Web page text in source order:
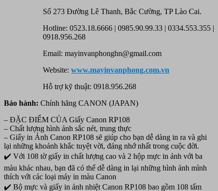
Số 273 Đường Lê Thanh, Bắc Cường, TP Lào Cai.
Hotline: 0523.18.6666 | 0985.90.99.33 | 0334.553.355 |
0918.956.268
Email: mayinvanphonghn@gmail.com
Website: www.mayinvanphong.com.vn
Hỗ trợ kỹ thuật: 0918.956.268
Bảo hành: Chính hãng CANON (JAPAN)
– ĐẶC ĐIỂM CỦA Giấy Canon RP108
– Chất lượng hình ảnh sắc nét, trung thực
– Giấy in Ảnh Canon RP108 sẽ giúp cho bạn dễ dàng in ra và ghi
lại những khoảnh khắc tuyệt vời, đáng nhớ nhất trong cuộc đời.
✔️ Với 108 tờ giấy in chất lượng cao và 2 hộp mực in ảnh với ba
màu khác nhau, bạn đã có thể dễ dàng in lại những hình ảnh mình
thích với các loại máy in màu Canon
✔️ Bộ mực và giấy in ảnh nhiệt Canon RP108 bao gồm 108 tấm